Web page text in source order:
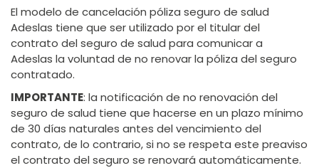
El modelo de cancelación póliza seguro de salud
Adeslas tiene que ser utilizado por el titular del
contrato del seguro de salud para comunicar a
Adeslas la voluntad de no renovar la póliza del seguro
contratado.
IMPORTANTE: la notificación de no renovación del
seguro de salud tiene que hacerse en un plazo mínimo
de 30 días naturales antes del vencimiento del
contrato, de lo contrario, si no se respeta este preaviso
el contrato del seguro se renovará automáticamente.